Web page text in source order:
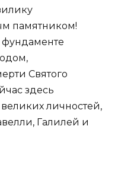
памятником!
Святого
здесь
личностей,
Галилей и